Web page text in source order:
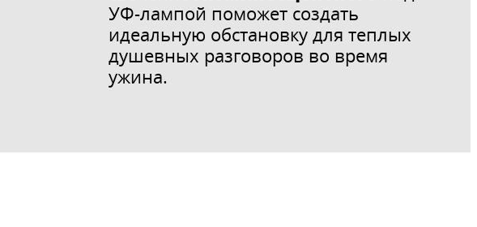
УФ-лампой поможет создать
идеальную обстановку для теплых
душевных разговоров во время
ужина.